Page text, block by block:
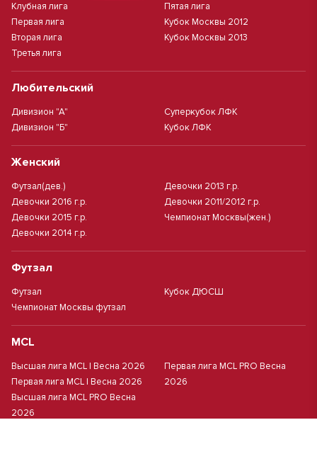
Клубная лига
Первая лига
Вторая лига
Третья лига
Пятая лига
Кубок Москвы 2012
Кубок Москвы 2013
Любительский
Дивизион "А"
Дивизион "Б"
Суперкубок ЛФК
Кубок ЛФК
Женский
Футзал(дев.)
Девочки 2016 г.р.
Девочки 2015 г.р.
Девочки 2014 г.р.
Девочки 2013 г.р.
Девочки 2011/2012 г.р.
Чемпионат Москвы(жен.)
Футзал
Футзал
Чемпионат Москвы футзал
Кубок ДЮСШ
MCL
Высшая лига MCL | Весна 2026
Первая лига MCL | Весна 2026
Высшая лига MCL PRO Весна
2026
Первая лига MCL PRO Весна
2026